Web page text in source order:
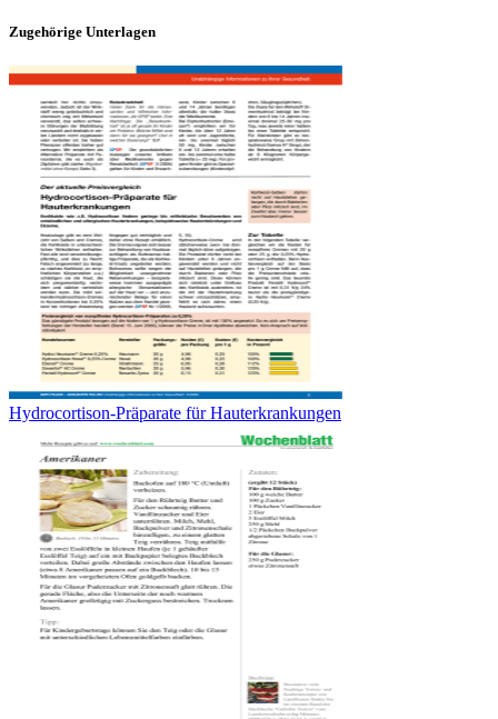
Zugehörige Unterlagen
Hydrocortison-Präparate für Hauterkrankungen